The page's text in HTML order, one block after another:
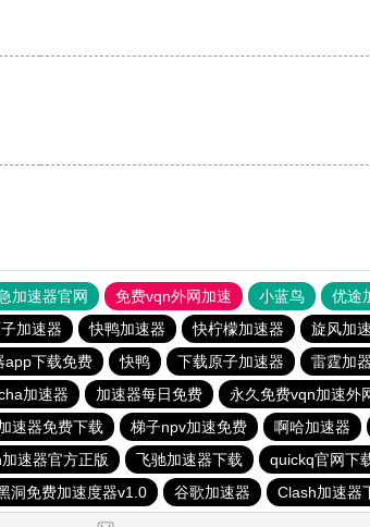
加速器官网 免费vqn外网加速 小蓝鸟 优途
加速器 快鸭加速器 快柠檬加速器 旋风加
app下载免费 快鸭 下载原子加速器 雷霆加
加速器 加速器每日免费 永久免费vqn加速外
速器免费下载 梯子npv加速免费 啊哈加速器
速器官方正版 飞驰加速器下载 quickq官网下
洞免费加速度器v1.0 谷歌加速器 Clash加速器